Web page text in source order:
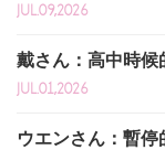
JUL.09,2026
戴さん：高中時候
JUL.01,2026
ウエンさん：暫停